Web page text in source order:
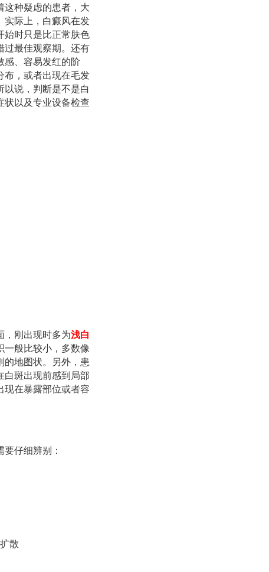
这种疑虑的患者，大
实际上，白癜风在发
始时只是比正常肤色
过最佳观察期。还有
感、容易发红的阶
布，或者出现在毛发
以说，判断是不是白
状以及专业设备检查
，刚出现时多为浅白
一般比较小，多数像
的地图状。另外，患
白斑出现前感到局部
现在暴露部位或者容
仔细辨别：
散